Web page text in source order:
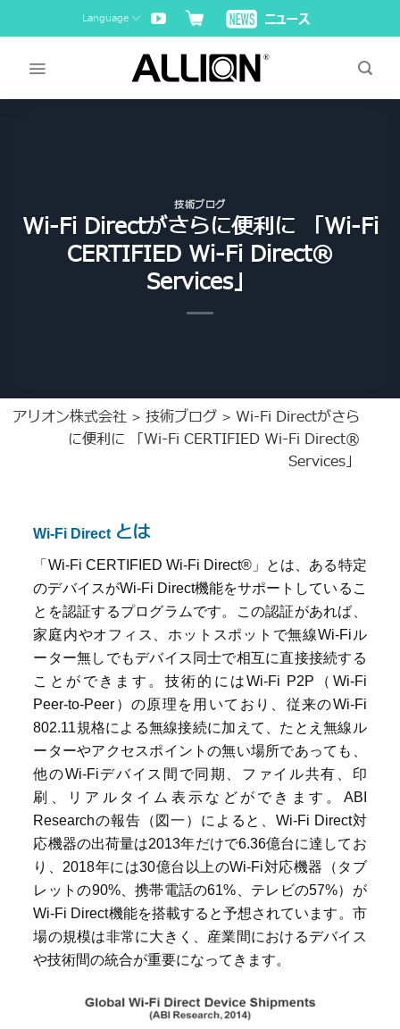
to
Language
技術ブログ
Wi-Fi Directがさらに便利に 「Wi-Fi
CERTIFIED Wi-Fi Direct®
Services」
アリオン株式会社 >技術ブログ >Wi-Fi Directがさら
に便利に 「Wi-Fi CERTIFIED Wi-Fi Direct®
Services」
Wi-Fi Direct とは
「 Wi-Fi CERTIFIED Wi-Fi Direct®」とは、ある特定
のデバイスがWi-Fi Direct機能をサポートしているこ
とを認証するプログラムです。この認証があれば、
家庭内やオフィス、ホットスポットで無線Wi-Fi ル
ーター無しでもデバイス同士で相互に直接接続する
ことができます。技術的にはWi-Fi P2P （ Wi-Fi
Peer-to-Peer ）の原理を用いており、従来のWi-Fi
802.11規格による無線接続に加えて、たとえ無線ル
ーターやアクセスポイントの無い場所であっても、
他のWi-Fiデバイス間で同期、ファイル共有、印
刷、リアルタイム表示などができます。 ABI
Researchの報告（図一）によると、 Wi-Fi Direct対
応機器の出荷量は2013年だけで6.36億台に達してお
り、 2018年には30億台以上のWi-Fi対応機器（タブ
レットの90%、携帯電話の61% 、テレビの57%）が
Wi-Fi Direct機能を搭載すると予想されています。市
場の規模は非常に大きく、産業間におけるデバイス
や技術間の統合が重要になってきます。